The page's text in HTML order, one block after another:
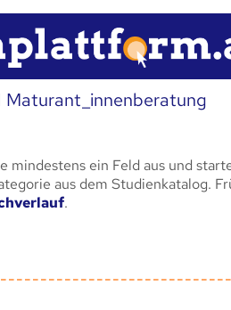
Maturant_innenberatung
mindestens ein Feld aus und
aus dem Studienkatalog.
.